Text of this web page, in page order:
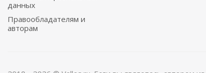
данных
Правообладателям и
авторам